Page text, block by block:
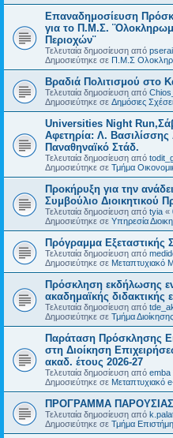
Επαναδημοσίευση
για το Π.Μ.Σ.
Περιοχών¨
Τελευταία δημοσίευση από
Δημοσιεύτηκε σε Π.Μ.Σ
Βραδιά Πολιτισμού στο
Τελευταία δημοσίευση από
Δημοσιεύτηκε σε Δημόσιες
Universities Night
Αφετηρία: Λ. Βασιλίσσης
Παναθηναϊκό Στάδ.
Τελευταία δημοσίευση από
Δημοσιεύτηκε σε Τμήμα
Προκήρυξη για την
Συμβούλιο Διοικητικού
Τελευταία δημοσίευση από tyia «
Δημοσιεύτηκε σε Υπηρεσία
Πρόγραμμα Εξεταστικής
Τελευταία δημοσίευση από
Δημοσιεύτηκε σε Μεταπτυχιακό
Πρόσκληση εκδήλωσης
ακαδημαϊκής διδακτικής
Τελευταία δημοσίευση από
Δημοσιεύτηκε σε Τμήμα
Παράταση Πρόσκλησης
στη Διοίκηση
ακαδ. έτους 2026-27
Τελευταία δημοσίευση από emba
Δημοσιεύτηκε σε Μεταπτυχιακό
ΠΡΟΓΡΑΜΜΑ
Τελευταία δημοσίευση από
Δημοσιεύτηκε σε Τμήμα